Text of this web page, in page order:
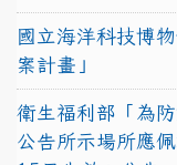
國立海洋科技博
案計畫」
衛生福利部「為
公告所示場所應